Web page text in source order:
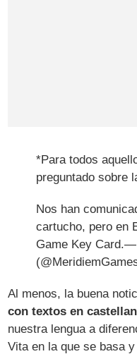
*Para todos
preguntado sobre
Nos han
cartucho, pero en
Game Key
Al menos, la buena
con textos en
nuestra lengua a
Vita en la que se basa